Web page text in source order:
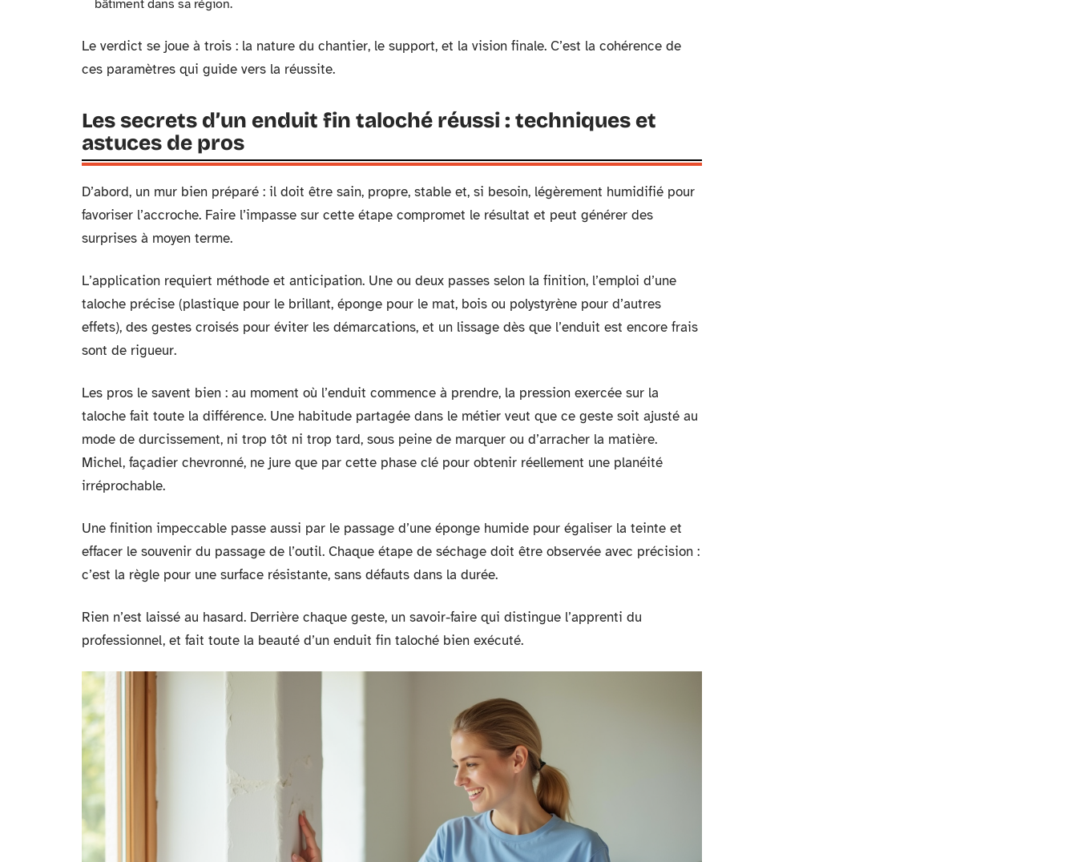
bâtiment dans sa région.
Le verdict se joue à trois : la nature du chantier, le support, et la vision finale. C’est la cohérence de
ces paramètres qui guide vers la réussite.
Les secrets d’un enduit fin taloché réussi : techniques et
astuces de pros
D’abord, un mur bien préparé : il doit être sain, propre, stable et, si besoin, légèrement humidifié pour
favoriser l’accroche. Faire l’impasse sur cette étape compromet le résultat et peut générer des
surprises à moyen terme.
L’application requiert méthode et anticipation. Une ou deux passes selon la finition, l’emploi d’une
taloche précise (plastique pour le brillant, éponge pour le mat, bois ou polystyrène pour d’autres
effets), des gestes croisés pour éviter les démarcations, et un lissage dès que l’enduit est encore frais
sont de rigueur.
Les pros le savent bien : au moment où l’enduit commence à prendre, la pression exercée sur la
taloche fait toute la différence. Une habitude partagée dans le métier veut que ce geste soit ajusté au
mode de durcissement, ni trop tôt ni trop tard, sous peine de marquer ou d’arracher la matière.
Michel, façadier chevronné, ne jure que par cette phase clé pour obtenir réellement une planéité
irréprochable.
Une finition impeccable passe aussi par le passage d’une éponge humide pour égaliser la teinte et
effacer le souvenir du passage de l’outil. Chaque étape de séchage doit être observée avec précision :
c’est la règle pour une surface résistante, sans défauts dans la durée.
Rien n’est laissé au hasard. Derrière chaque geste, un savoir-faire qui distingue l’apprenti du
professionnel, et fait toute la beauté d’un enduit fin taloché bien exécuté.